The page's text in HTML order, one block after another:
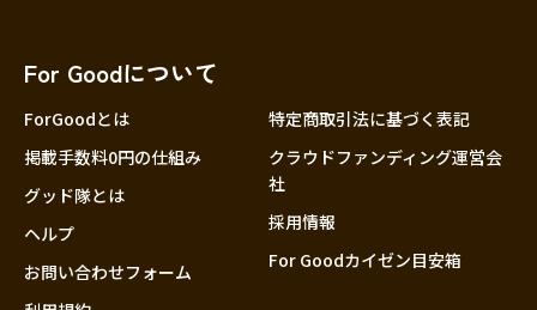
大分
For Goodについて
ForGoodとは
掲載手数料0円の仕組み
グッド隊とは
ヘルプ
お問い合わせフォーム
特定商取引法に基づく表記
クラウドファンディング運営会
社
採用情報
For Goodカイゼン目安箱